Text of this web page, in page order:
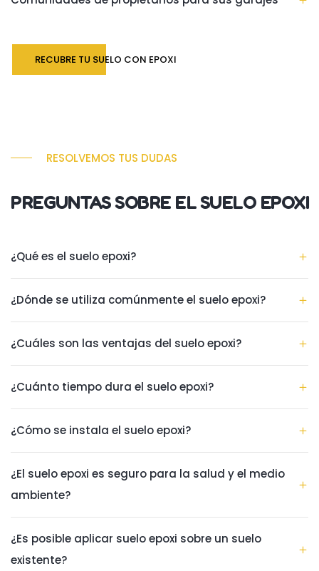
RECUBRE TU SUELO CON EPOXI
RESOLVEMOS TUS DUDAS
PREGUNTAS SOBRE EL SUELO EPOXI
¿Qué es el suelo epoxi?
¿Dónde se utiliza comúnmente el suelo epoxi?
¿Cuáles son las ventajas del suelo epoxi?
¿Cuánto tiempo dura el suelo epoxi?
¿Cómo se instala el suelo epoxi?
¿El suelo epoxi es seguro para la salud y el medio
ambiente?
¿Es posible aplicar suelo epoxi sobre un suelo
existente?